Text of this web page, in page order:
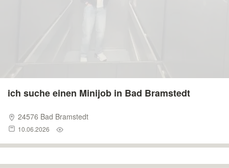
ich suche einen Minijob in Bad Bramstedt
24576 Bad Bramstedt
10.06.2026